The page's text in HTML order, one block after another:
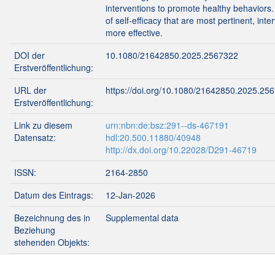
interventions to promote healthy
of self-efficacy that are most pertinent,
more effective.
DOI der
Erstveröffentlichung:
10.1080/21642850.2025.2567322
URL der
Erstveröffentlichung:
https://doi.org/10.1080/
Link zu diesem
Datensatz:
urn:nbn:de:bsz:291--ds-467191
hdl:20.500.11880/40948
http://dx.doi.org/10.22028/D291-46719
ISSN:
2164-2850
Datum des Eintrags:
12-Jan-2026
Bezeichnung des in
Beziehung
stehenden Objekts:
Supplemental data